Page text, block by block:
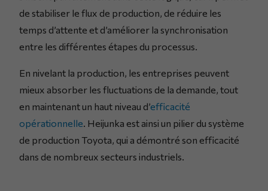
de stabiliser le flux de production, de réduire les
temps d’attente et d’améliorer la synchronisation
entre les différentes étapes du processus.
En nivelant la production, les entreprises peuvent
mieux absorber les fluctuations de la demande, tout
en maintenant un haut niveau d’efficacité
opérationnelle . Heijunka est ainsi un pilier du système
de production Toyota, qui a démontré son efficacité
dans de nombreux secteurs industriels.